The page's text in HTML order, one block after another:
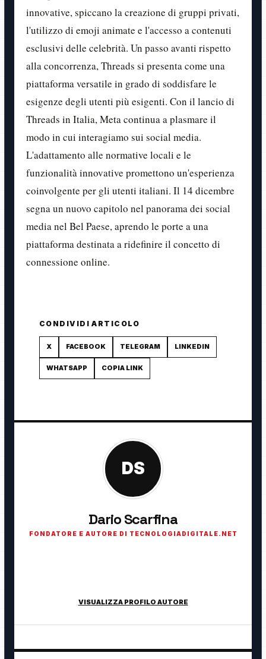
innovative, spiccano la creazione di gruppi privati,
l'utilizzo di emoji animate e l'accesso a contenuti
esclusivi delle celebrità. Un passo avanti rispetto
alla concorrenza, Threads si presenta come una
piattaforma versatile in grado di soddisfare le
esigenze degli utenti più esigenti. Con il lancio di
Threads in Italia, Meta continua a plasmare il
modo in cui interagiamo sui social media.
L'adattamento alle normative locali e le
funzionalità innovative promettono un'esperienza
coinvolgente per gli utenti italiani. Il 14 dicembre
segna un nuovo capitolo nel panorama dei social
media nel Bel Paese, aprendo le porte a una
piattaforma destinata a ridefinire il concetto di
connessione online.
CONDIVIDI ARTICOLO
X FACEBOOK TELEGRAM LINKEDIN
WHATSAPP COPIA LINK
DS
Dario Scarfina
FONDATORE E AUTORE DI TECNOLOGIADIGITALE.NET
VISUALIZZA PROFILO AUTORE